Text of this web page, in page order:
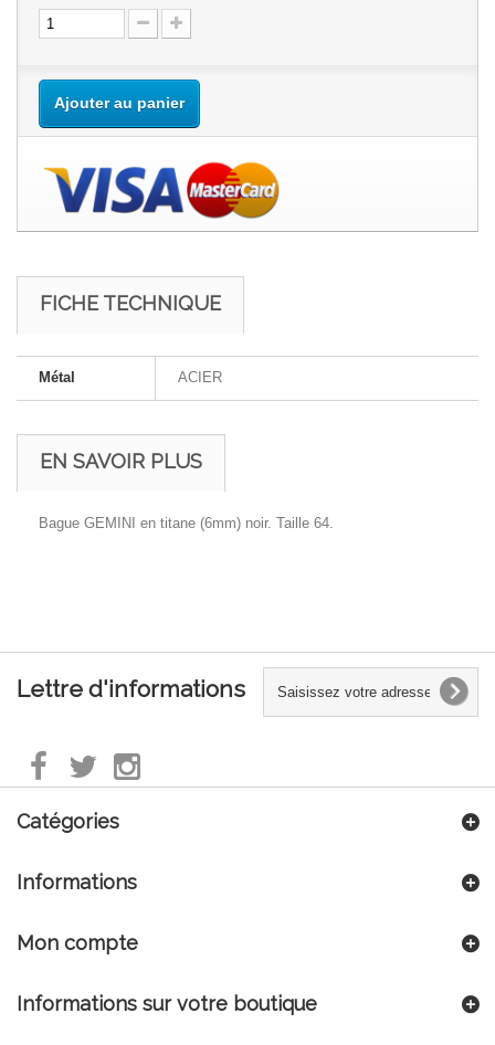
Ajouter au panier
FICHE TECHNIQUE
Métal ACIER
EN SAVOIR PLUS
Bague GEMINI en titane (6mm) noir. Taille 64.
Lettre d'informations
Catégories
Informations
Mon compte
Informations sur votre boutique